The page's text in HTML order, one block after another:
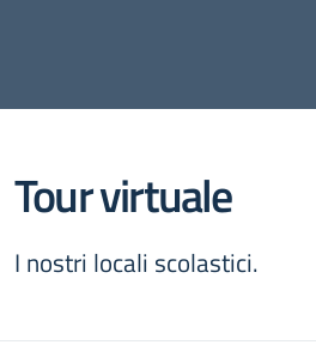
Tour virtuale
I nostri locali scolastici.